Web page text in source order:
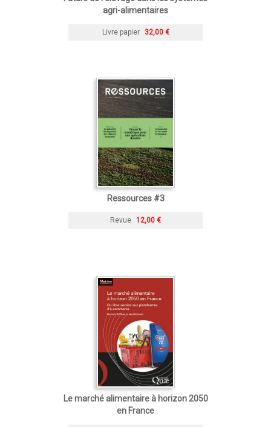
agri-alimentaires
Livre papier 32,00 €
Ressources #3
Revue 12,00 €
Le marché alimentaire à horizon 2050
en France